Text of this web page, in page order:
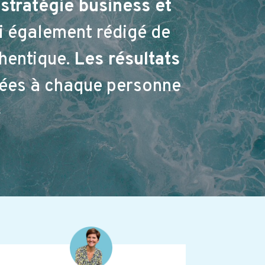
business et
rédigé de
Les résultats
à chaque personne